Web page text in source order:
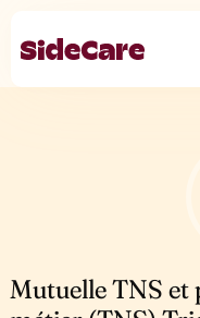
Mutuelle TNS et